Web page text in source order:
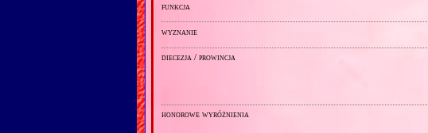
funkcja
wyznanie
diecezja / prowincja
honorowe wyróżnienia